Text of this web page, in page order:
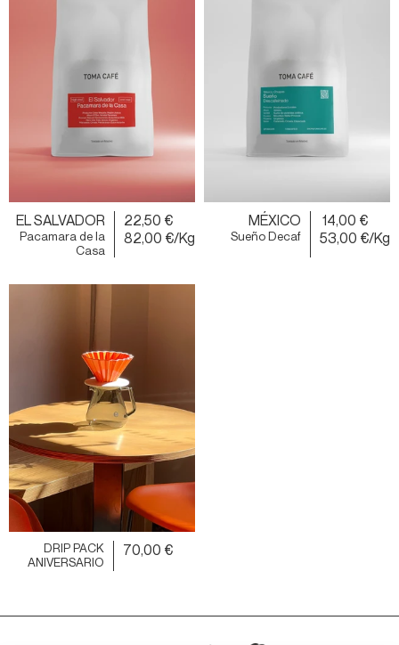
EL SALVADOR
Pacamara de la
Casa
22,50 €
82,00 €/Kg
MÉXICO
Sueño Decaf
14,00 €
53,00 €/Kg
DRIP PACK
ANIVERSARIO
70,00 €